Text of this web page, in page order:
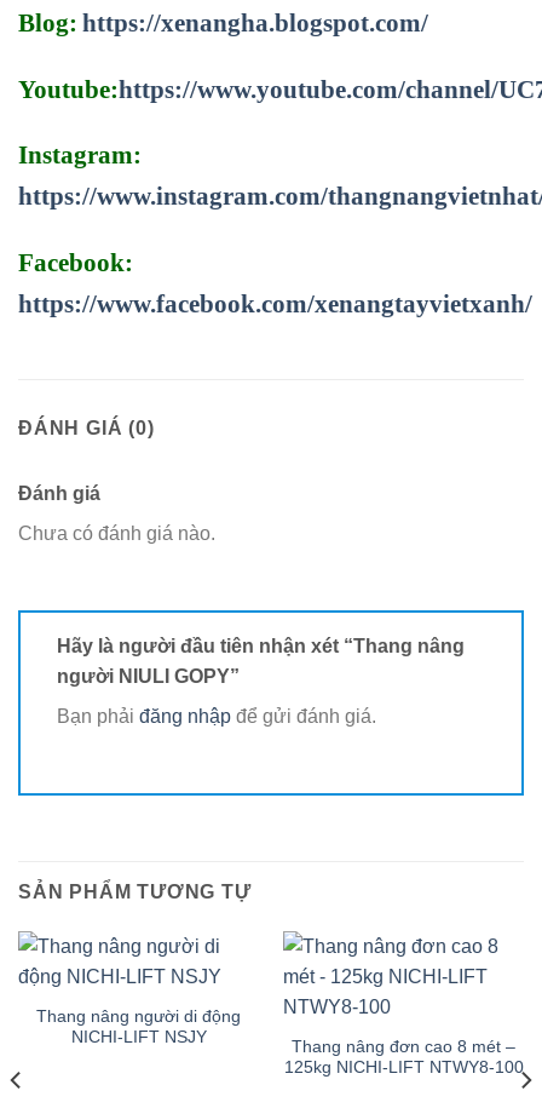
Blog: https://xenangha.blogspot.com/
Youtube:https://www.youtube.com/channel/
Instagram:
https://www.instagram.com/
Facebook:
https://www.facebook.com/xenangtayvietxanh/
ĐÁNH GIÁ (0)
Đánh giá
Chưa có đánh giá nào.
Hãy là người đầu tiên nhận xét “Thang nâng
người NIULI GOPY”
Bạn phải đăng nhập để gửi đánh giá.
SẢN PHẨM TƯƠNG TỰ
Thang nâng người di động
NICHI-LIFT NSJY
Thang nâng đơn cao 8 mét –
125kg NICHI-LIFT NTWY8-100